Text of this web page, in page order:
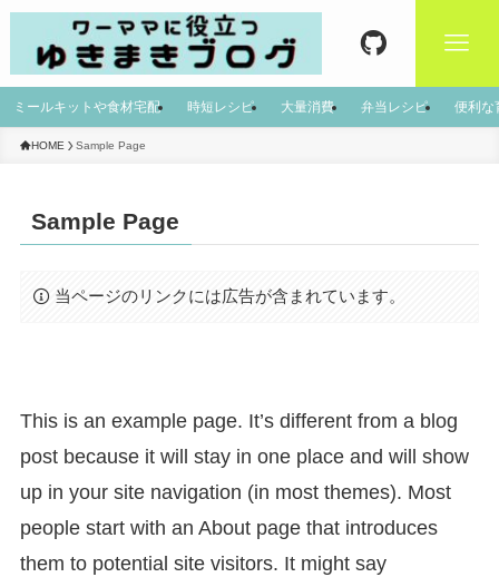
ミールキットや食材宅配 時短レシピ 大量消費 弁当レシピ 便利な
HOME Sample Page
Sample Page
当ページのリンクには広告が含まれています。
This is an example page. It’s different from a blog
post because it will stay in one place and will show
up in your site navigation (in most themes). Most
people start with an About page that introduces
them to potential site visitors. It might say